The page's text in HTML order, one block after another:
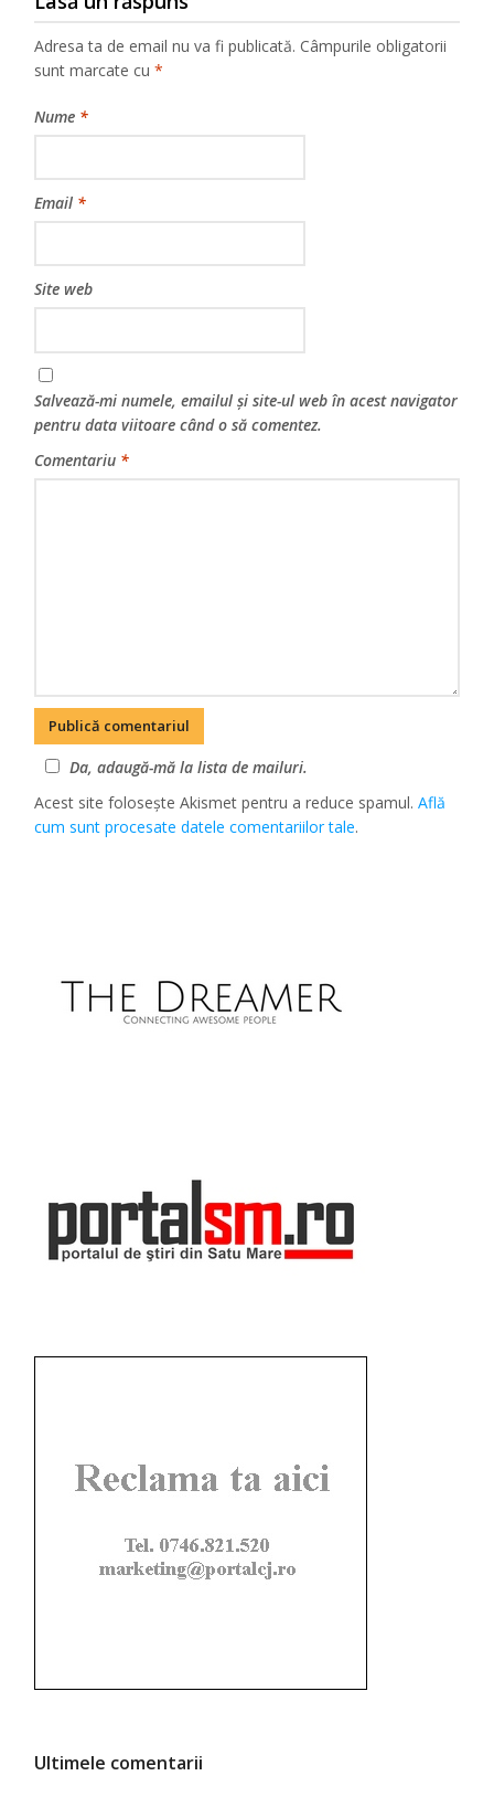
Adresa ta de email nu va fi publicată. Câmpurile obligatorii
sunt marcate cu*
Nume *
Email *
Site web
Salvează-mi numele, emailul și site-ul web în acest navigator
pentru data viitoare când o să comentez.
Comentariu *
Da, adaugă-mă la lista de mailuri.
Acest site folosește Akismet pentru a reduce spamul.Află
cum sunt procesate datele comentariilor tale.
Ultimele comentarii